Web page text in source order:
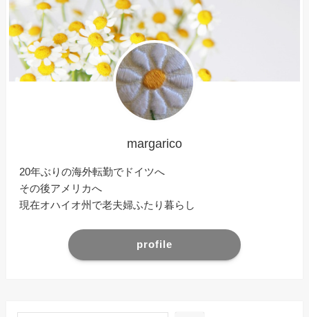
margarico
20年ぶりの海外転勤でドイツへ
その後アメリカへ
現在オハイオ州で老夫婦ふたり暮らし
profile